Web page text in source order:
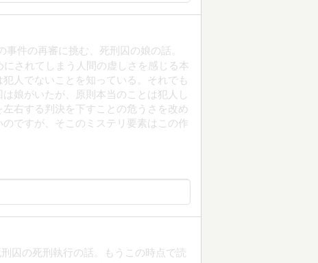
件の再審に挑む、死刑囚の娘の話。
されてしまう人間の虚しさを感じる本
人でないことを知っている。それでも
娘がいたが、原則本当のことは犯人し
右する判決を下すことの危うさを改め
ですが、そこのミステリ要素はこの作
囚の死刑執行の話。もうこの時点で読